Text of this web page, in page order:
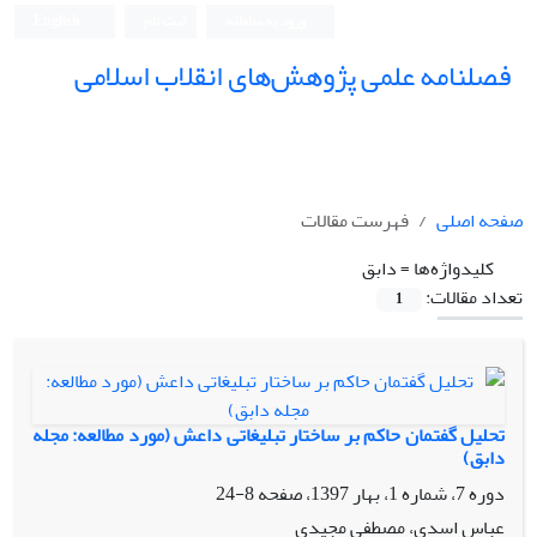
فصلنامه علمی پژوهش‌های انقلاب اسلامی
صفحه اصلی
فهرست مقالات
کلیدواژه‌ها =دابق
تعداد مقالات:
1
تحلیل گفتمان حاکم بر ساختار تبلیغاتی داعش (مورد مطالعه: مجله
دابق)
دوره 7، شماره 1، بهار 1397، صفحه
8-24
عباس اسدی، مصطفی مجیدی